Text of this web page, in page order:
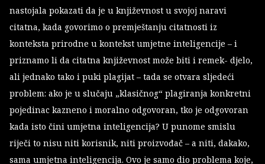
nastojala pokazati da je u književnost u svojoj naravi
citatna, kada govorimo o premještanju citatnosti iz
konteksta prirodne u kontekst umjetne inteligencije – i
priznamo li da citatna književnost može biti i remek- djelo,
ali jednako tako i puki plagijat – tada se otvara sljedeći
problem: ako je u slučaju „klasičnog“ plagiranja konkretni
pojedinac kazneno i moralno odgovoran, tko je odgovoran
kada isto čini umjetna inteligencija? U punome smislu
riječi to nisu niti korisnik, niti proizvođač – a niti, dakako,
sama umjetna inteligencija. Ovo je samo dio problema koje,